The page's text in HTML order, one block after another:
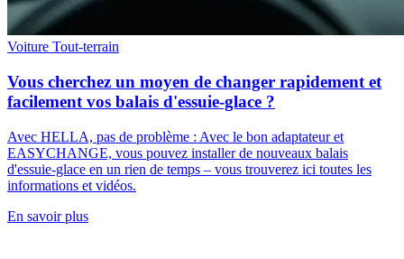
Voiture Tout-terrain
Vous cherchez un moyen de changer rapidement et
facilement vos balais d'essuie-glace ?
Avec HELLA, pas de problème : Avec le bon adaptateur et
EASYCHANGE, vous pouvez installer de nouveaux balais
d'essuie-glace en un rien de temps – vous trouverez ici toutes les
informations et vidéos.
En savoir plus